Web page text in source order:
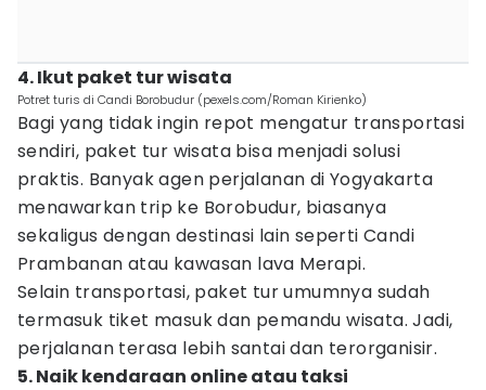
4. Ikut paket tur wisata
Potret turis di Candi Borobudur (pexels.com/Roman Kirienko)
Bagi yang tidak ingin repot mengatur transportasi
sendiri, paket tur wisata bisa menjadi solusi
praktis. Banyak agen perjalanan di Yogyakarta
menawarkan trip ke Borobudur, biasanya
sekaligus dengan destinasi lain seperti Candi
Prambanan atau kawasan lava Merapi.
Selain transportasi, paket tur umumnya sudah
termasuk tiket masuk dan pemandu wisata. Jadi,
perjalanan terasa lebih santai dan terorganisir.
5. Naik kendaraan online atau taksi